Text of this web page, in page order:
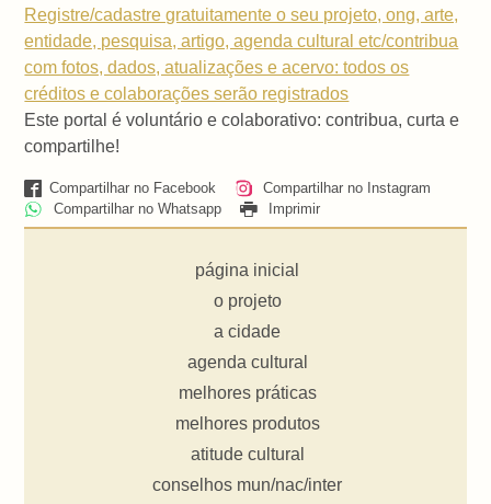
Registre/cadastre gratuitamente o seu projeto, ong, arte,
entidade, pesquisa, artigo, agenda cultural etc/contribua
com fotos, dados, atualizações e acervo: todos os
créditos e colaborações serão registrados
Este portal é voluntário e colaborativo: contribua, curta e
compartilhe!
Compartilhar no Facebook
Compartilhar no Instagram
Compartilhar no Whatsapp
Imprimir
página inicial
o projeto
a cidade
agenda cultural
melhores práticas
melhores produtos
atitude cultural
conselhos mun/nac/inter